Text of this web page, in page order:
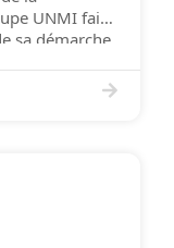
UNMI fait
sa démarche